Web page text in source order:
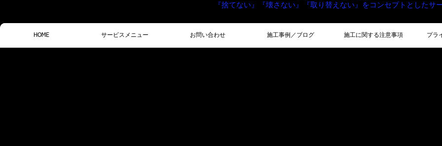
『捨てない』『壊さない』
『取り替えない』をコンセプトとしたサ
HOME サービスメニュー お問い合わせ 施工事例／ブログ 施工に関する注意事項 プラ